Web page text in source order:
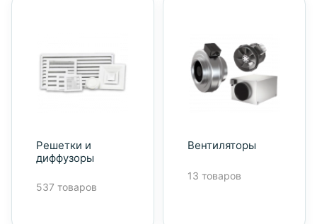
Решетки и
диффузоры
537 товаров
Вентиляторы
13 товаров